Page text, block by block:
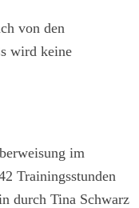
von den
wird keine
im
Trainingsstunden
durch Tina Schwarz